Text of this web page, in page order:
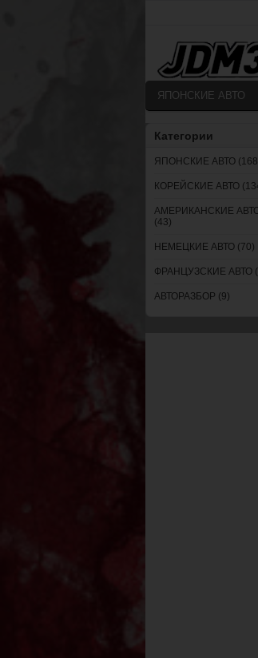
ЯПОНСКИЕ АВТО
Категории
ЯПОНСКИЕ АВТО
КОРЕЙСКИЕ АВТО
АМЕРИКАНСКИЕ
(43)
НЕМЕЦКИЕ АВТО (70)
ФРАНЦУЗСКИЕ АВТО
АВТОРАЗБОР (9)